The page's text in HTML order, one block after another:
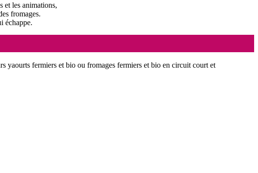
et les animations,
fromages.
échappe.
yaourts fermiers et bio ou fromages fermiers et bio en circuit court et